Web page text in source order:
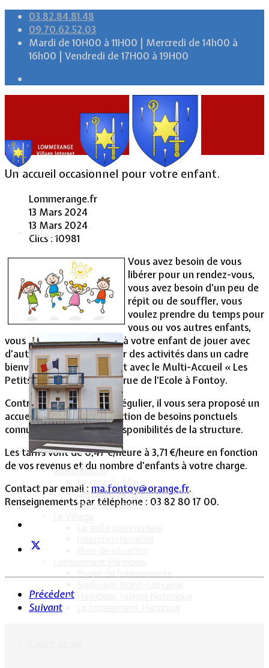
03.82.84.81.48
09.70.62.52.03
Mardi de 10H00 à 11H00 | Mercredi de 14h00 à
16h00 | Vendredi de 17H00 à 19H00
Accueil
Vie Municipale
Votre Mairie
Le mot du Maire
CR des conseils municipaux
Service administratif
Un accueil occasionnel pour votre enfant.
Lommerange.fr
13 Mars 2024
13 Mars 2024
Clics : 10981
Vous avez besoin de vous
libérer pour un rendez-vous,
vous avez besoin d’un peu de
répit ou de souffler, vous
voulez prendre du temps pour
vous ou vos autres enfants,
vous souhaitez permettre à votre enfant de jouer avec
d’autres ou de lui proposer des activités dans un cadre
bienveillant, prenez contact avec le Multi-Accueil « Les
Petits de la Source » 26 b, rue de l’Ecole à Fontoy.
Contrairement à l’accueil régulier, il vous sera proposé un
accueil occasionnel en fonction de besoins ponctuels
connus à l’avance et des disponibilités de la structure.
Les tarifs vont de 0,47 €/heure à 3,71 €/heure en fonction
de vos revenus et du nombre d’enfants à votre charge.
Contact par email : ma.fontoy@orange.fr.
Renseignements par téléphone : 03 82 80 17 00.
Précédent
Suivant